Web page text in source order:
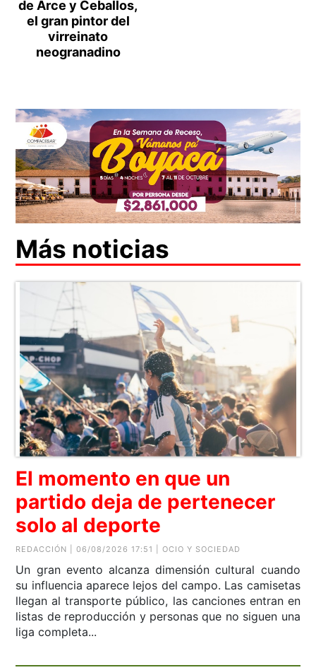
de Arce y Ceballos,
el gran pintor del
virreinato
neogranadino
Más noticias
El momento en que un
partido deja de pertenecer
solo al deporte
REDACCIÓN | 06/08/2026 17:51 | OCIO Y SOCIEDAD
Un gran evento alcanza dimensión cultural cuando
su influencia aparece lejos del campo. Las camisetas
llegan al transporte público, las canciones entran en
listas de reproducción y personas que no siguen una
liga completa...